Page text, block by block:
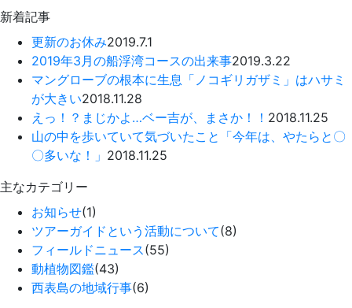
新着記事
更新のお休み2019.7.1
2019年3月の船浮湾コースの出来事2019.3.22
マングローブの根本に生息「ノコギリガザミ」はハサミ
が大きい2018.11.28
えっ！？まじかよ…ベー吉が、まさか！！ 2018.11.25
山の中を歩いていて気づいたこと「今年は、やたらと〇
〇多いな！」 2018.11.25
主なカテゴリー
お知らせ(1)
ツアーガイドという活動について(8)
フィールドニュース(55)
動植物図鑑(43)
西表島の地域行事(6)